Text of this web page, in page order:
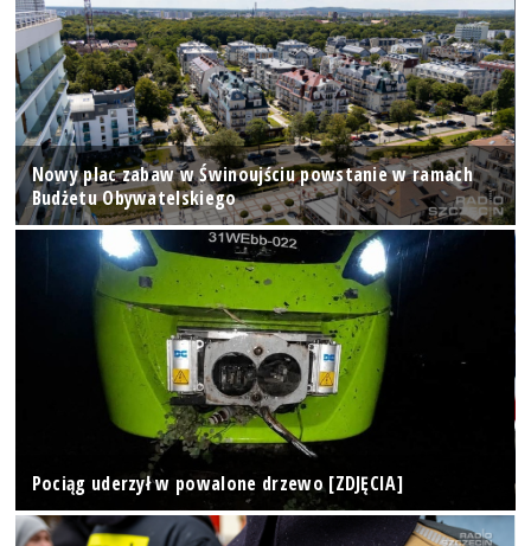
Nowy plac zabaw w Świnoujściu powstanie w ramach
Budżetu Obywatelskiego
Pociąg uderzył w powalone drzewo [ZDJĘCIA]